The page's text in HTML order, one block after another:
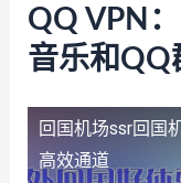
QQ VPN
音乐和QQ
回国机场ssr回国
高效通道